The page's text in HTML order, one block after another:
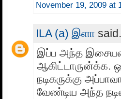
November 19, 2009 at
ILA (a) இளா
இப்ப அந்த
ஆகிட்டாருன்க்க.
நடிகருக்கு
வேண்டிய அந்த